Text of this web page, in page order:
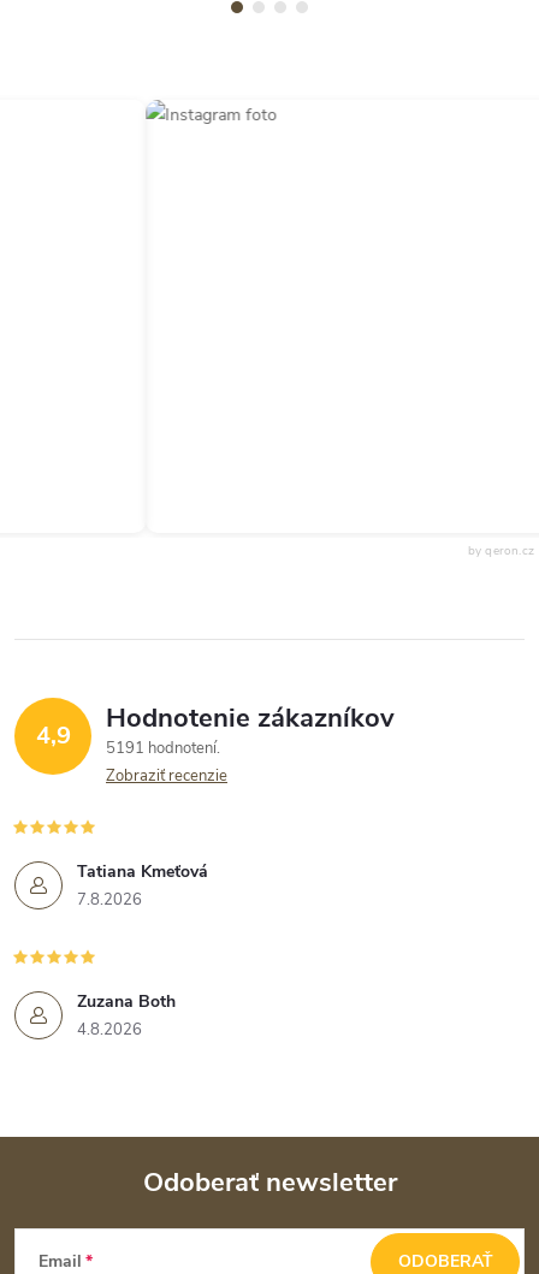
by qeron.cz
4,9 Hodnotenie zákazníkov
5191 hodnotení
Zobraziť recenzie
Tatiana Kmeťová
7.8.2026
Zuzana Both
4.8.2026
Z
Odoberať newsletter
Email ODOBERAŤ